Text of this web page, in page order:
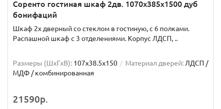
Соренто гостиная шкаф 2дв. 1070x385x1500 дуб
бонифаций
Шкаф 2х дверный со стеклом в гостиную, с 6 полками.
Распашной шкаф с 3 отделениями. Корпус ЛДСП, ..
Размеры (ШxГxВ): 107x38.5x150 Материал дверей: ЛДСП /
МДФ / комбинированная
21590р.